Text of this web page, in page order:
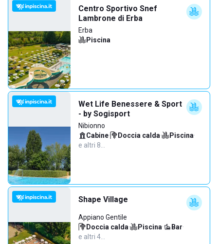
Centro Sportivo Snef
Lambrone di Erba
Erba
Piscina
Wet Life Benessere & Sport
- by Sogisport
Nibionno
Cabine· Doccia calda· Piscina·
e altri 8…
Shape Village
Appiano Gentile
Doccia calda· Piscina· Bar·
e altri 4…